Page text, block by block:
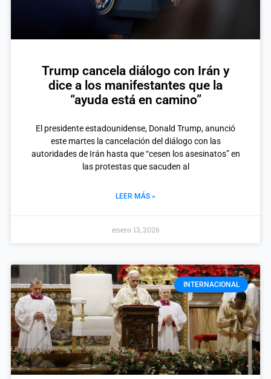
Trump cancela diálogo con Irán y
dice a los manifestantes que la
“ayuda está en camino”
El presidente estadounidense, Donald Trump, anunció
este martes la cancelación del diálogo con las
autoridades de Irán hasta que “cesen los asesinatos” en
las protestas que sacuden al
LEER MÁS »
enero 13, 2026
INTERNACIONAL